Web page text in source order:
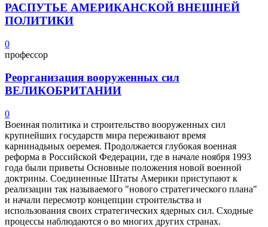
РАСПУТЬЕ АМЕРИКАНСКОЙ ВНЕШНЕЙ
ПОЛИТИКИ
0
профессор
Реорганизация вооруженных сил
ВЕЛИКОБРИТАНИИ
0
Военная политика и строительство вооруженных сил
крупнейших государств мира переживают время
карнинадьиых оеремея. Продолжается глубокая военная
реформа в Российской Федерации, где в начале ноября 1993
года были приветы Основные положения новой военной
доктрины. Соединенные Штаты Америки приступают к
реализации так называемого "нового стратегического плана"
и начали пересмотр концепции строительства и
использования своих стратегических ядерных сил. Сходные
процессы наблюдаются o во многих других странах.